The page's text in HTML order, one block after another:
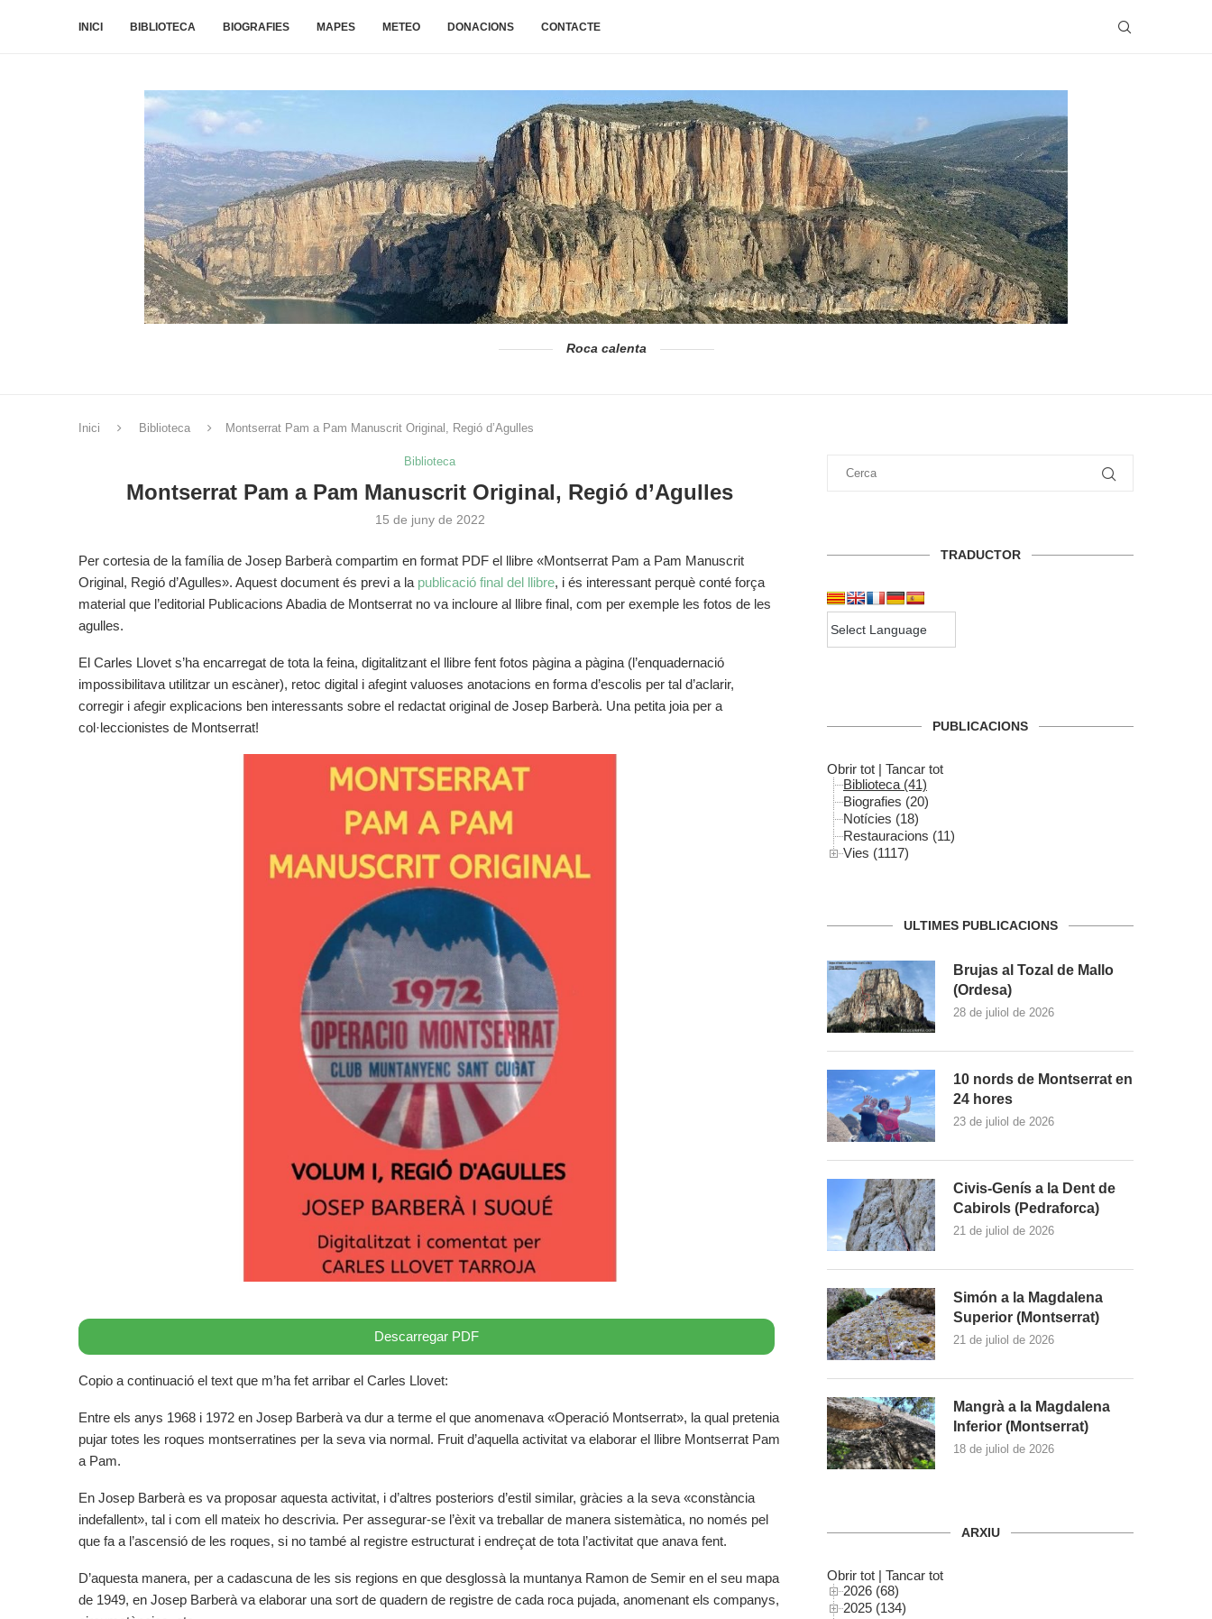
INICI BIBLIOTECA BIOGRAFIES MAPES METEO DONACIONS CONTACTE
Roca calenta
Inici Biblioteca Montserrat Pam a Pam Manuscrit Original, Regió d’Agulles
Biblioteca
Montserrat Pam a Pam Manuscrit Original, Regió d’Agulles
15 de juny de 2022
Per cortesia de la família de Josep Barberà compartim en format PDF el llibre «Montserrat Pam a Pam Manuscrit
Original, Regió d’Agulles». Aquest document és previ a la publicació final del llibre, i és interessant perquè conté força
material que l’editorial Publicacions Abadia de Montserrat no va incloure al llibre final, com per exemple les fotos de les
agulles.
El Carles Llovet s’ha encarregat de tota la feina, digitalitzant el llibre fent fotos pàgina a pàgina (l’enquadernació
impossibilitava utilitzar un escàner), retoc digital i afegint valuoses anotacions en forma d’escolis per tal d’aclarir,
corregir i afegir explicacions ben interessants sobre el redactat original de Josep Barberà. Una petita joia per a
col·leccionistes de Montserrat!
Descarregar PDF
Copio a continuació el text que m’ha fet arribar el Carles Llovet:
Entre els anys 1968 i 1972 en Josep Barberà va dur a terme el que anomenava «Operació Montserrat», la qual pretenia
pujar totes les roques montserratines per la seva via normal. Fruit d’aquella activitat va elaborar el llibre Montserrat Pam
a Pam.
En Josep Barberà es va proposar aquesta activitat, i d’altres posteriors d’estil similar, gràcies a la seva «constància
indefallent», tal i com ell mateix ho descrivia. Per assegurar-se l’èxit va treballar de manera sistemàtica, no només pel
que fa a l’ascensió de les roques, si no també al registre estructurat i endreçat de tota l’activitat que anava fent.
D’aquesta manera, per a cadascuna de les sis regions en que desglossà la muntanya Ramon de Semir en el seu mapa
de 1949, en Josep Barberà va elaborar una sort de quadern de registre de cada roca pujada, anomenant els companys,
TRADUCTOR
PUBLICACIONS
Obrir tot | Tancar tot
Biblioteca (41)
Biografies (20)
Notícies (18)
Restauracions (11)
Vies (1117)
ULTIMES PUBLICACIONS
Brujas al Tozal de Mallo
(Ordesa)
28 de juliol de 2026
10 nords de Montserrat en
24 hores
23 de juliol de 2026
Civis-Genís a la Dent de
Cabirols (Pedraforca)
21 de juliol de 2026
Simón a la Magdalena
Superior (Montserrat)
21 de juliol de 2026
Mangrà a la Magdalena
Inferior (Montserrat)
18 de juliol de 2026
ARXIU
Obrir tot | Tancar tot
2026 (68)
2025 (134)